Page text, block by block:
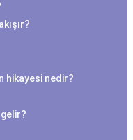
hikayesi nedir?